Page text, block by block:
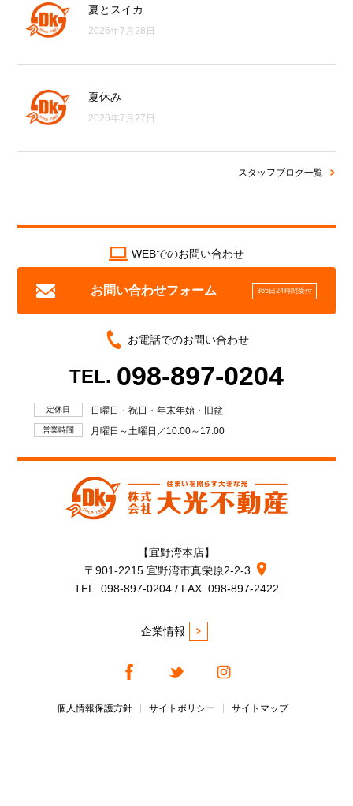
夏とスイカ
2026年7月28日
夏休み
2026年7月27日
スタッフブログ一覧
WEBでのお問い合わせ
お問い合わせフォーム 365日24時間受付
お電話でのお問い合わせ
TEL. 098-897-0204
定休日 日曜日・祝日・年末年始・旧盆
営業時間 月曜日～土曜日／10:00～17:00
【宜野湾本店】
〒901-2215 宜野湾市真栄原2-2-3
TEL. 098-897-0204 / FAX. 098-897-2422
企業情報
個人情報保護方針 サイトポリシー サイトマップ